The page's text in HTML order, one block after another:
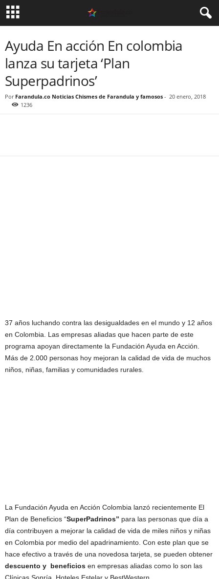
Ayuda En acción En colombia
lanza su tarjeta ‘Plan
Superpadrinos’
Por Farandula.co Noticias Chismes de Farandula y famosos - 20 enero, 2018
1236
37 años luchando contra las desigualdades en el mundo y 12 años
en Colombia. Las empresas aliadas que hacen parte de este
programa apoyan directamente la Fundación Ayuda en Acción.
Más de 2.000 personas hoy mejoran la calidad de vida de muchos
niños, niñas, familias y comunidades rurales.
La Fundación Ayuda en Acción Colombia lanzó recientemente El
Plan de Beneficios “SuperPadrinos” para las personas que día a
día contribuyen a mejorar la calidad de vida de miles niños y niñas
en Colombia por medio del apadrinamiento. Con este plan que se
hace efectivo a través de una novedosa tarjeta, se pueden obtener
descuento y beneficios en empresas aliadas como lo son las